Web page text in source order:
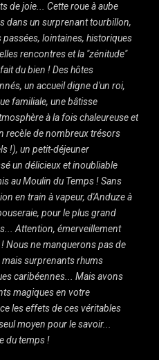
de joie... Cette roue à aube
dans un surprenant tourbillon,
lointaines, historiques
rencontres et la "zénitude"
du bien ! Des hôtes
un accueil digne d'un roi,
familiale, une bâtisse
à la fois chaleureuse et
recèle de nombreux trésors
!), un petit-déjeuner
un délicieux et inoubliable
au Moulin du Temps ! Sans
en train à vapeur, d'Anduze à
pour le plus grand
Attention, émerveillement
Nous ne manquerons pas de
surprenants rhums
caribéennes... Mais avons
magiques en votre
les effets de ces véritables
moyen pour le savoir...
du temps !